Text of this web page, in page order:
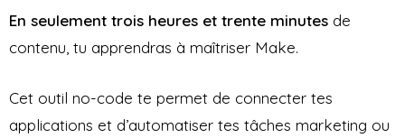
En seulement trois heures et trente minutes de
contenu, tu apprendras à maîtriser Make.
Cet outil no-code te permet de connecter tes
applications et d’automatiser tes tâches marketing ou